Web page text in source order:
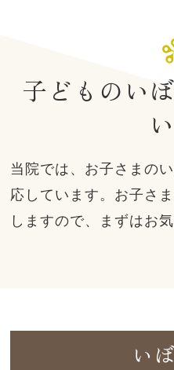
子どものい
当院では、お子さまの
応しています。お子さ
しますので、まずはお
い